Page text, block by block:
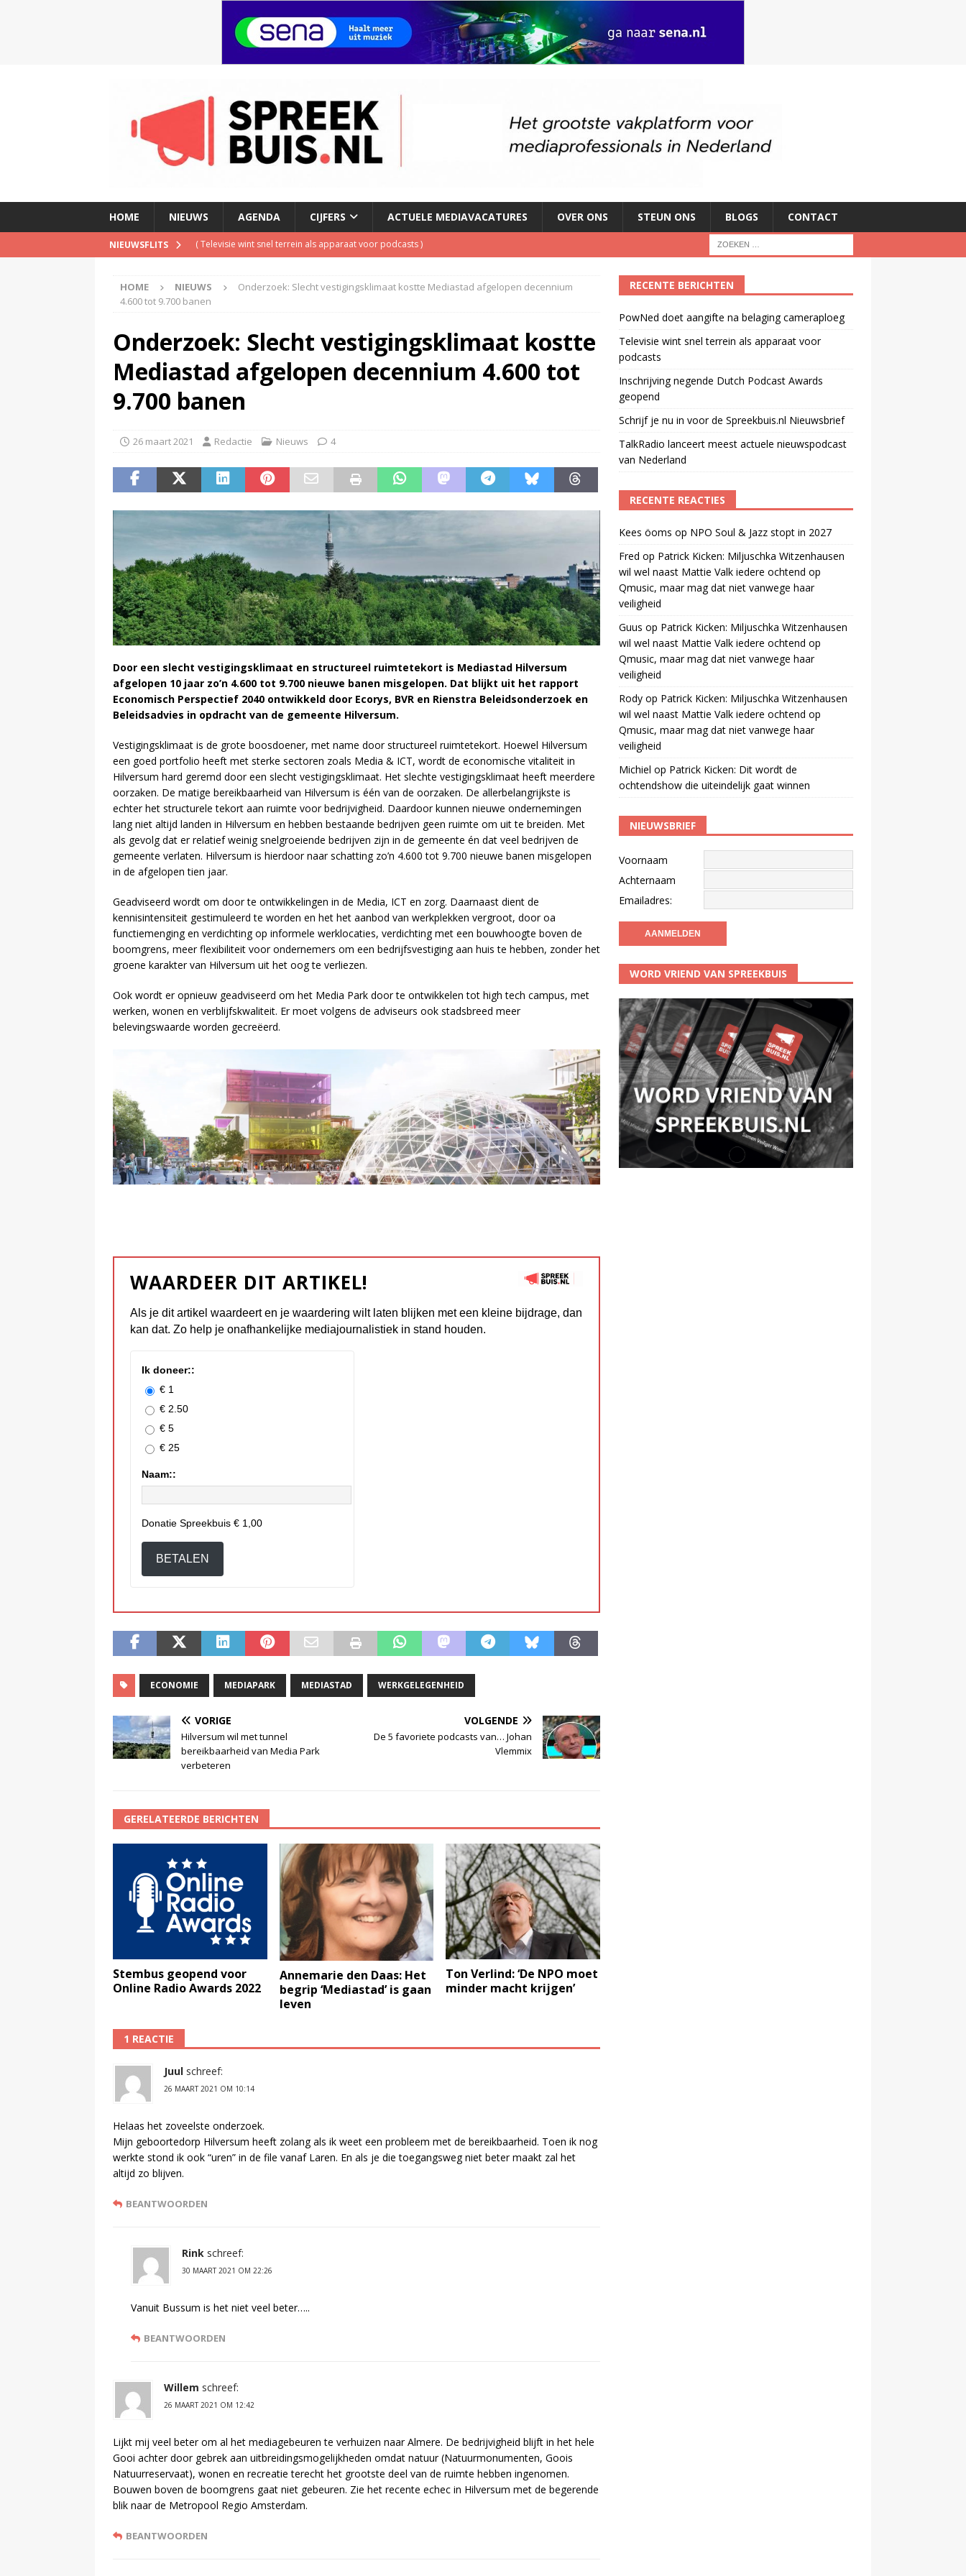
HOME NIEUWS AGENDA CIJFERS ACTUELE MEDIAVACATURES OVER ONS STEUN ONS BLOGS CONTACT
NIEUWSFLITS (Televisie wint snel terrein als apparaat voor podcasts)
(Schrijf je nu in voor de Spreekbuis.nl Nieuwsbrief)
(PowNed doet aangifte na belaging cameraploeg)
HOME NIEUWS
Onderzoek: Slecht vestigingsklimaat kostte Mediastad afgelopen decennium
4.600 tot 9.700 banen
Onderzoek: Slecht vestigingsklimaat kostte
Mediastad afgelopen decennium 4.600 tot
9.700 banen
26 maart 2021 Redactie Nieuws 4
Door een slecht vestigingsklimaat en structureel ruimtetekort is Mediastad Hilversum
afgelopen 10 jaar zo’n 4.600 tot 9.700 nieuwe banen misgelopen. Dat blijkt uit het rapport
Economisch Perspectief 2040 ontwikkeld door Ecorys, BVR en Rienstra Beleidsonderzoek en
Beleidsadvies in opdracht van de gemeente Hilversum.
Vestigingsklimaat is de grote boosdoener, met name door structureel ruimtetekort. Hoewel Hilversum
een goed portfolio heeft met sterke sectoren zoals Media & ICT, wordt de economische vitaliteit in
Hilversum hard geremd door een slecht vestigingsklimaat. Het slechte vestigingsklimaat heeft meerdere
oorzaken. De matige bereikbaarheid van Hilversum is één van de oorzaken. De allerbelangrijkste is
echter het structurele tekort aan ruimte voor bedrijvigheid. Daardoor kunnen nieuwe ondernemingen
lang niet altijd landen in Hilversum en hebben bestaande bedrijven geen ruimte om uit te breiden. Met
als gevolg dat er relatief weinig snelgroeiende bedrijven zijn in de gemeente én dat veel bedrijven de
gemeente verlaten. Hilversum is hierdoor naar schatting zo’n 4.600 tot 9.700 nieuwe banen misgelopen
in de afgelopen tien jaar.
Geadviseerd wordt om door te ontwikkelingen in de Media, ICT en zorg. Daarnaast dient de
kennisintensiteit gestimuleerd te worden en het het aanbod van werkplekken vergroot, door oa
functiemenging en verdichting op informele werklocaties, verdichting met een bouwhoogte boven de
boomgrens, meer flexibiliteit voor ondernemers om een bedrijfsvestiging aan huis te hebben, zonder het
groene karakter van Hilversum uit het oog te verliezen.
Ook wordt er opnieuw geadviseerd om het Media Park door te ontwikkelen tot high tech campus, met
werken, wonen en verblijfskwaliteit. Er moet volgens de adviseurs ook stadsbreed meer
belevingswaarde worden gecreëerd.
WAARDEER DIT ARTIKEL!
Als je dit artikel waardeert en je waardering wilt laten blijken met een kleine bijdrage, dan
kan dat. Zo help je onafhankelijke mediajournalistiek in stand houden.
Ik doneer::
€ 1
€ 2.50
€ 5
€ 25
Naam::
Donatie Spreekbuis € 1,00
BETALEN
ECONOMIE MEDIAPARK MEDIASTAD WERKGELEGENHEID
VORIGE
Hilversum wil met tunnel
bereikbaarheid van Media Park
verbeteren
VOLGENDE
De 5 favoriete podcasts van… Johan
Vlemmix
GERELATEERDE BERICHTEN
Stembus geopend voor
Online Radio Awards 2022
Annemarie den Daas: Het
begrip ‘Mediastad’ is gaan
leven
Ton Verlind: ‘De NPO moet
minder macht krijgen’
1 REACTIE
Juul schreef:
26 MAART 2021 OM 10:14
Helaas het zoveelste onderzoek.
Mijn geboortedorp Hilversum heeft zolang als ik weet een probleem met de bereikbaarheid. Toen ik nog
werkte stond ik ook “uren” in de file vanaf Laren. En als je die toegangsweg niet beter maakt zal het
altijd zo blijven.
BEANTWOORDEN
Rink schreef:
30 MAART 2021 OM 22:26
Vanuit Bussum is het niet veel beter…..
BEANTWOORDEN
Willem schreef:
26 MAART 2021 OM 12:42
Lijkt mij veel beter om al het mediagebeuren te verhuizen naar Almere. De bedrijvigheid blijft in het hele
Gooi achter door gebrek aan uitbreidingsmogelijkheden omdat natuur (Natuurmonumenten, Goois
Natuurreservaat), wonen en recreatie terecht het grootste deel van de ruimte hebben ingenomen.
Bouwen boven de boomgrens gaat niet gebeuren. Zie het recente echec in Hilversum met de begerende
blik naar de Metropool Regio Amsterdam.
BEANTWOORDEN
RECENTE BERICHTEN
PowNed doet aangifte na belaging cameraploeg
Televisie wint snel terrein als apparaat voor
podcasts
Inschrijving negende Dutch Podcast Awards
geopend
Schrijf je nu in voor de Spreekbuis.nl Nieuwsbrief
TalkRadio lanceert meest actuele nieuwspodcast
van Nederland
RECENTE REACTIES
Kees öoms op NPO Soul & Jazz stopt in 2027
Fred op Patrick Kicken: Miljuschka Witzenhausen
wil wel naast Mattie Valk iedere ochtend op
Qmusic, maar mag dat niet vanwege haar
veiligheid
Guus op Patrick Kicken: Miljuschka Witzenhausen
wil wel naast Mattie Valk iedere ochtend op
Qmusic, maar mag dat niet vanwege haar
veiligheid
Rodyop Patrick Kicken: Miljuschka Witzenhausen
wil wel naast Mattie Valk iedere ochtend op
Qmusic, maar mag dat niet vanwege haar
veiligheid
Michiel op Patrick Kicken: Dit wordt de
ochtendshow die uiteindelijk gaat winnen
NIEUWSBRIEF
Voornaam
Achternaam
Emailadres:
WORD VRIEND VAN SPREEKBUIS